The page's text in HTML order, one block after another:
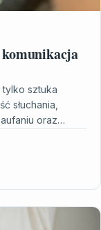
komunikacja
sztuka
słuchania,
oraz